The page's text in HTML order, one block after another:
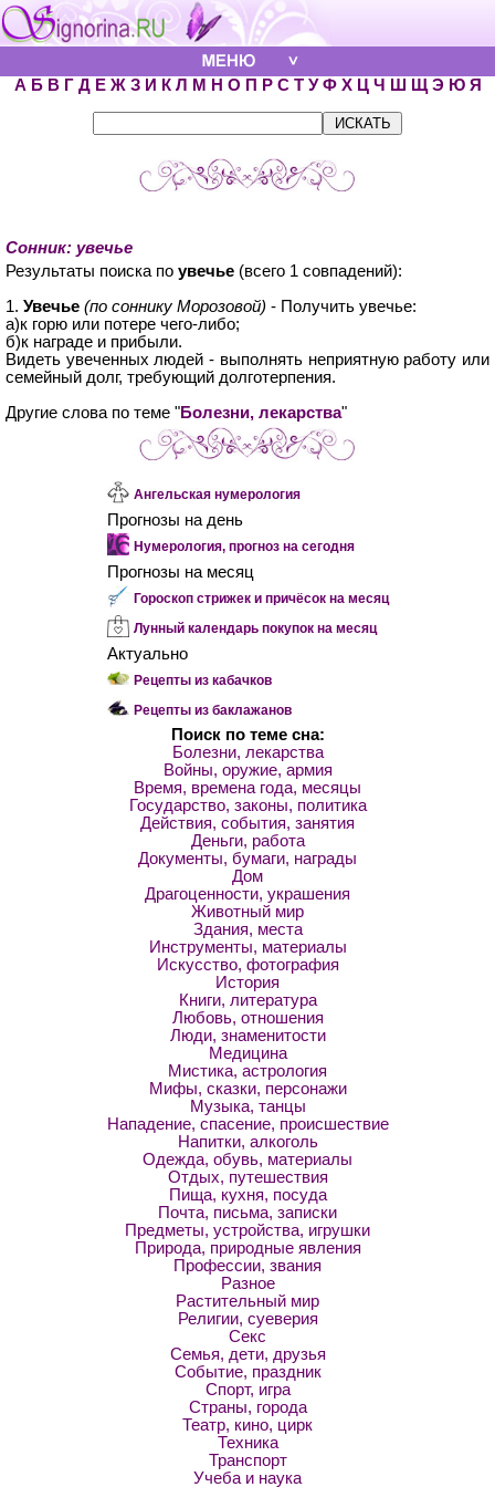
А Б В Г Д Е Ж З И К Л М Н О П Р С Т У Ф Х Ц Ч Ш Щ Э Ю Я
Сонник: увечье
Результаты поиска по увечье (всего 1 совпадений):
1. Увечье (по соннику Морозовой) - Получить увечье:
а)к горю или потере чего-либо;
б)к награде и прибыли.
Видеть увеченных людей - выполнять неприятную работу или
семейный долг, требующий долготерпения.
Другие слова по теме "Болезни, лекарства"
Ангельская нумерология
Прогнозы на день
Нумерология, прогноз на сегодня
Прогнозы на месяц
Гороскоп стрижек и причёсок на месяц
Лунный календарь покупок на месяц
Актуально
Рецепты из кабачков
Рецепты из баклажанов
Поиск по теме сна:
Болезни, лекарства
Войны, оружие, армия
Время, времена года, месяцы
Государство, законы, политика
Действия, события, занятия
Деньги, работа
Документы, бумаги, награды
Дом
Драгоценности, украшения
Животный мир
Здания, места
Инструменты, материалы
Искусство, фотография
История
Книги, литература
Любовь, отношения
Люди, знаменитости
Медицина
Мистика, астрология
Мифы, сказки, персонажи
Музыка, танцы
Нападение, спасение, происшествие
Напитки, алкоголь
Одежда, обувь, материалы
Отдых, путешествия
Пища, кухня, посуда
Почта, письма, записки
Предметы, устройства, игрушки
Природа, природные явления
Профессии, звания
Разное
Растительный мир
Религии, суеверия
Секс
Семья, дети, друзья
Событие, праздник
Спорт, игра
Страны, города
Театр, кино, цирк
Техника
Транспорт
Учеба и наука